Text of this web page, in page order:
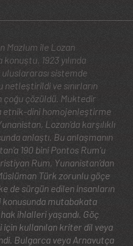
1923 yılında
uluslararası sistemde
ve sınırların
çoğu çözüldü. Muktedir
etnik-dini homojenleştirme
Lozan’da karşılıklı
anlaştı. Bu anlaşmanın
190 bini Pontos Rum’u
Rum, Yunanistan’dan
Türk zorunlu göçe
de sürgün edilen insanların
mutabakata
ihlalleri yaşandı. Göç
kullanılan kriter dil veya
Bulgarca veya Arnavutça